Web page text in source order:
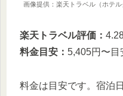
画像提供：楽天トラベル（ホテル
楽天トラベル評価：
料金目安： 5,405円〜目
料金は目安です。宿泊